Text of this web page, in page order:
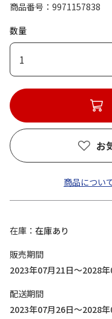
商品番号
9971157838
数量
1
お
商品につい
在庫
在庫あり
販売期間
2023年07月21日～2028
配送期間
2023年07月26日～2028